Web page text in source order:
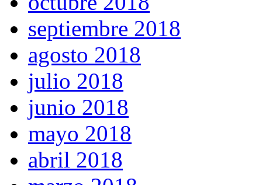
septiembre 2018
agosto 2018
julio 2018
junio 2018
mayo 2018
abril 2018